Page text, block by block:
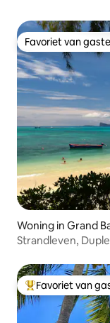
Favoriet van
Favoriet van
Woning in Grand
Strandleven,
Topfavoriet van
Favoriet van